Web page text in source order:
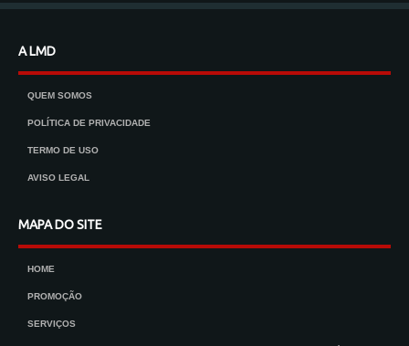
A LMD
QUEM SOMOS
POLÍTICA DE PRIVACIDADE
TERMO DE USO
AVISO LEGAL
MAPA DO SITE
HOME
PROMOÇÃO
SERVIÇOS